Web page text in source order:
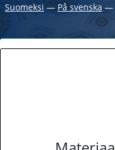
Suomeksi ― På svenska ―